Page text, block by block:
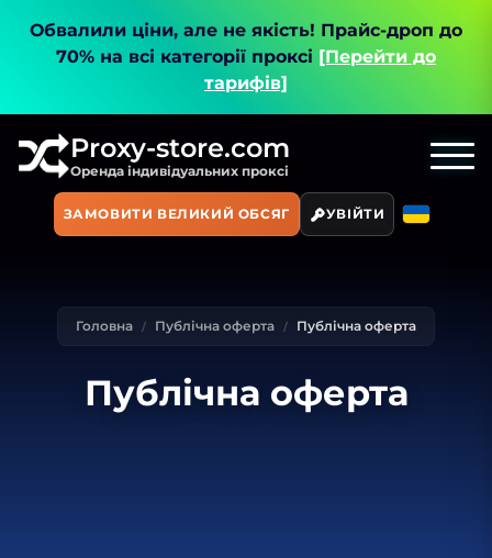
Обвалили ціни, але не якість! Прайс-дроп до
70% на всі категорії проксі [Перейти до
тарифів]
Proxy-store.com
Оренда індивідуальних проксі
ЗАМОВИТИ ВЕЛИКИЙ ОБСЯГ УВІЙТИ
Головна Публічна оферта Публічна оферта
Публічна оферта